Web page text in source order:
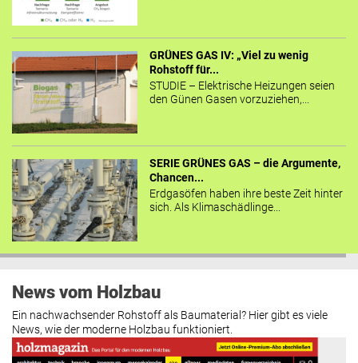
GRÜNES GAS IV: „Viel zu wenig
Rohstoff für...
STUDIE – Elektrische Heizungen seien
den Günen Gasen vorzuziehen,...
SERIE GRÜNES GAS – die Argumente,
Chancen...
Erdgasöfen haben ihre beste Zeit hinter
sich. Als Klimaschädlinge...
News vom Holzbau
Ein nachwachsender Rohstoff als Baumaterial? Hier gibt es viele
News, wie der moderne Holzbau funktioniert.